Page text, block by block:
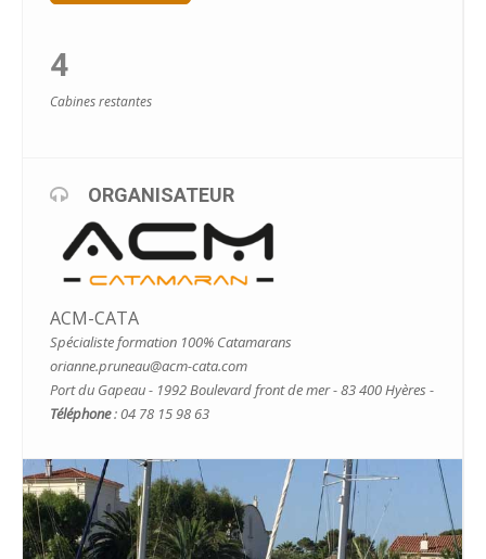
4
Cabines restantes
ORGANISATEUR
ACM-CATA
Spécialiste formation 100% Catamarans
orianne.pruneau@acm-cata.com
Port du Gapeau - 1992 Boulevard front de mer - 83 400 Hyères -
Téléphone: 04 78 15 98 63